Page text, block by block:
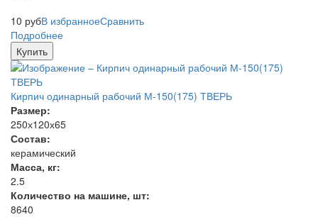
10 рубВ избранноеСравнить
Подробнее
Купить
Кирпич одинарный рабочий М-150(175) ТВЕРЬ
Размер:
250х120х65
Состав:
керамический
Масса, кг:
2.5
Количество на машине, шт:
8640